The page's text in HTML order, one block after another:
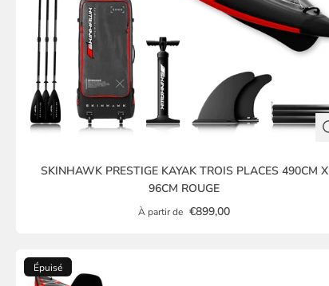
SKINHAWK PRESTIGE KAYAK TROIS PLACES 490CM X
96CM ROUGE
À partir de €899,00
Épuisé